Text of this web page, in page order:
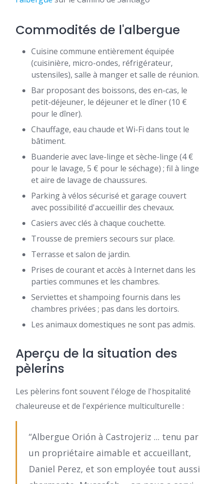
Commodités de l'albergue
Cuisine commune entièrement équipée
(cuisinière, micro-ondes, réfrigérateur,
ustensiles), salle à manger et salle de réunion.
Bar proposant des boissons, des en-cas, le
petit-déjeuner, le déjeuner et le dîner (10 €
pour le dîner).
Chauffage, eau chaude et Wi-Fi dans tout le
bâtiment.
Buanderie avec lave-linge et sèche-linge (4 €
pour le lavage, 5 € pour le séchage) ; fil à linge
et aire de lavage de chaussures.
Parking à vélos sécurisé et garage couvert
avec possibilité d'accueillir des chevaux.
Casiers avec clés à chaque couchette.
Trousse de premiers secours sur place.
Terrasse et salon de jardin.
Prises de courant et accès à Internet dans les
parties communes et les chambres.
Serviettes et shampoing fournis dans les
chambres privées ; pas dans les dortoirs.
Les animaux domestiques ne sont pas admis.
Aperçu de la situation des
pèlerins
Les pèlerins font souvent l'éloge de l'hospitalité
chaleureuse et de l'expérience multiculturelle :
“Albergue Orión à Castrojeriz ... tenu par
un propriétaire aimable et accueillant,
Daniel Perez, et son employée tout aussi